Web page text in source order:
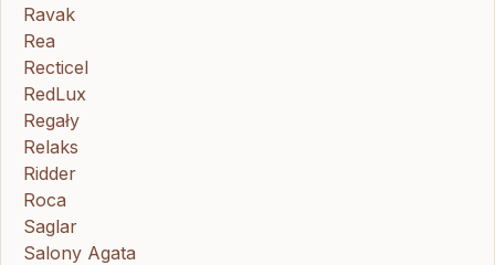
Ravak
Rea
Recticel
RedLux
Regały
Relaks
Ridder
Roca
Saglar
Salony Agata